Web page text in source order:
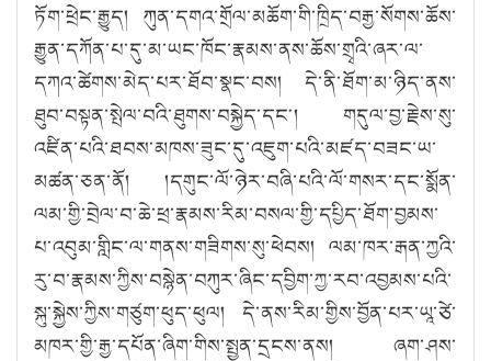
ཏོག་ཕྲེང་རྒྱུད། ཀུན་དགའ་གྲོལ་མཆོག་གི་ཁྲིད་བརྒྱ་སོགས་ཆོས་
རྒྱུན་དཀོན་པ་དུ་མ་ཡང་ཁོང་རྣམས་ནས་ཆོས་གྲྭའི་ཞར་ལ་
དཀའ་ཚེགས་མེད་པར་ཐོབ་སྣང་བས། དེ་ནི་ཐོག་མ་ཉིད་ནས་
ཐུབ་བསྟན་སྤེལ་བའི་ཐུགས་བསྐྱེད་དང༌། གདུལ་བྱ་རྗེས་སུ་
འཛིན་པའི་ཐབས་མཁས་ཟུང་དུ་འཇུག་པའི་མཛད་བཟང་ཡ་
མཚན་ཅན་ནོ། །དགུང་ལོ་ཉེར་བཞི་པའི་ལོ་གསར་དང་སྨོན་
ལམ་གྱི་བྲེལ་བ་ཆེ་ཕྲ་རྣམས་རིམ་བསལ་གྱི་དཔྱིད་ཐོག་བྱམས་
པ་འབུམ་གླིང་ལ་གནས་གཟིགས་སུ་ཕེབས། ལམ་ཁར་རྒན་ཀྱའི་
རུ་བ་རྣམས་ཀྱིས་བསྙེན་བཀུར་ཞིང་དབྱིག་ཀྱ་རབ་འབྱམས་པའི་
སྐུ་སྐྱེས་ཀྱིས་གཙུག་ཕུད་ཕུལ། དེ་ནས་རིམ་གྱིས་བྱོན་པར་ཡཱ་ཙེ་
མཁར་གྱི་རྒྱ་དཔོན་ཞིག་གིས་སྤྱན་དྲངས་ནས། ཞག་ཤས་